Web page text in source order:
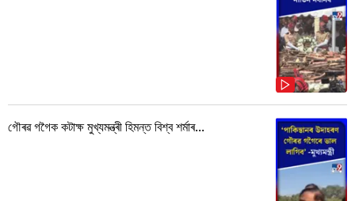
গৌৰৱ গগৈক কটাক্ষ মুখ্যমন্ত্ৰী হিমন্ত বিশ্ব শৰ্মাৰ...